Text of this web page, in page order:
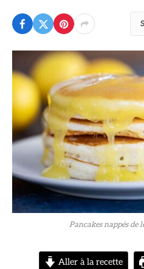
Pancakes nappés de
Aller à la recette